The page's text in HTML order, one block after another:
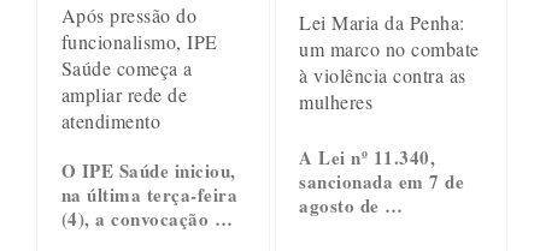
Após pressão do
funcionalismo, IPE
Saúde começa a
ampliar rede de
atendimento
O IPE Saúde iniciou,
na última terça-feira
(4), a convocação …
Lei Maria da Penha:
um marco no combate
à violência contra as
mulheres
A Lei nº 11.340,
sancionada em 7 de
agosto de …